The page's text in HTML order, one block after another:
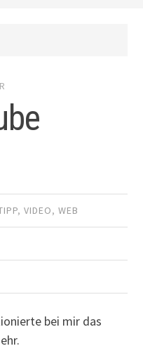
,VIDEO,WEB
bei mir das